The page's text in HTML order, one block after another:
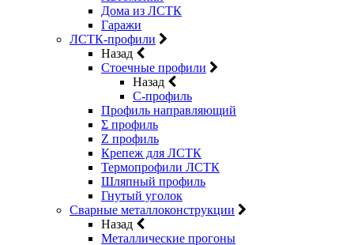
Дома из ЛСТК
Гаражи
ЛСТК-профили
Назад
Стоечные профили
Назад
C-профиль
Профиль направляющий
Σ профиль
Z профиль
Крепеж для ЛСТК
Термопрофили ЛСТК
Шляпный профиль
Гнутый уголок
Сварные металлоконструкции
Назад
Металлические прогоны